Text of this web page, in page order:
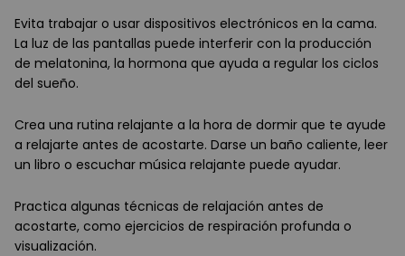
Evita trabajar o usar dispositivos electrónicos en la cama.
La luz de las pantallas puede interferir con la producción
de melatonina, la hormona que ayuda a regular los ciclos
del sueño.
Crea una rutina relajante a la hora de dormir que te ayude
a relajarte antes de acostarte. Darse un baño caliente, leer
un libro o escuchar música relajante puede ayudar.
Practica algunas técnicas de relajación antes de
acostarte, como ejercicios de respiración profunda o
visualización.